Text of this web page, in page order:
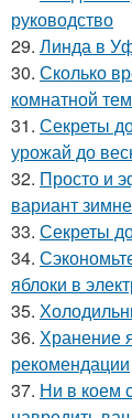
руководство
29. Линда в
30. Сколько
комнатной
31. Секреты
урожай до
32. Просто и
вариант
33. Секреты
34.
яблоки в
35.
36. Хранение
рекомендации
37. Ни в коем